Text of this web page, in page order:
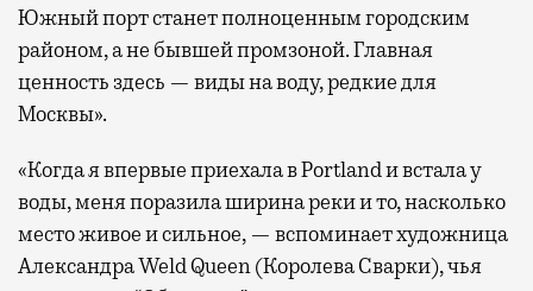
Южный порт станет полноценным городским
районом, а не бывшей промзоной. Главная
ценность здесь — виды на воду, редкие для
Москвы».
«Когда я впервые приехала в Portland и встала у
воды, меня поразила ширина реки и то, насколько
место живое и сильное, — вспоминает художница
Александра Weld Queen (Королева Сварки), чья